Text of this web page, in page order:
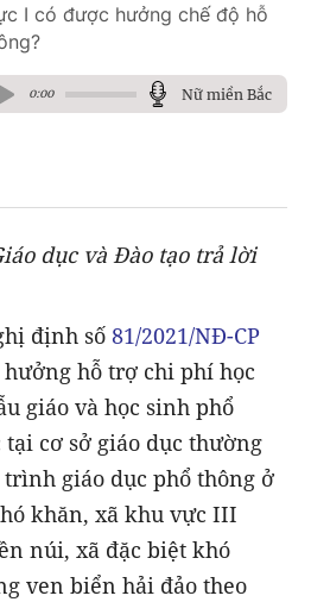
I có được hưởng chế độ hỗ
0:00 Nữ miền Bắc
dục và Đào tạo trả lời
định số 81/2021/NĐ-CP
hỗ trợ chi phí học
giáo và học sinh phổ
cơ sở giáo dục thường
giáo dục phổ thông ở
khăn, xã khu vực III
núi, xã đặc biệt khó
ven biển hải đảo theo